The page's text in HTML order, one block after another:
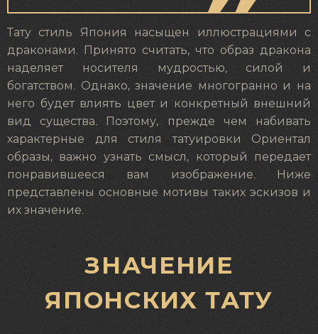
Тату стиль Япония насыщен иллюстрациями с
драконами. Принято считать, что образ дракона
наделяет носителя мудростью, силой и
богатством. Однако, значение многогранно и на
него будет влиять цвет и конкретный внешний
вид существа. Поэтому, прежде чем набивать
характерные для стиля татуировки Ориентал
образы, важно узнать смысл, который передает
понравившееся вам изображение. Ниже
представлены основные мотивы таких эскизов и
их значение.
ЗНАЧЕНИЕ
ЯПОНСКИХ ТАТУ